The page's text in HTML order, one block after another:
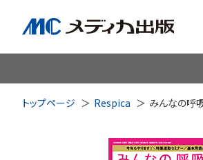
脳神経
透析・腎臓・血液浄化
トップページ Respica みんなの呼